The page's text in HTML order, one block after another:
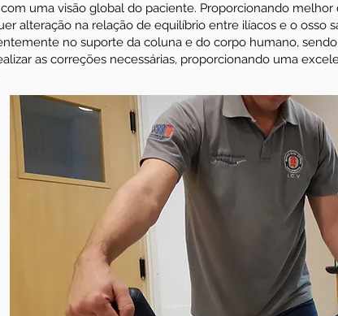
uma visão global do paciente. Proporcionando melhor
alteração na relação de equilíbrio entre ilíacos e o osso
no suporte da coluna e do corpo humano,
as correções necessárias, proporcionando uma